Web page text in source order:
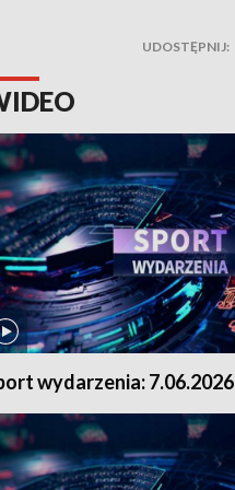
UDOSTĘPNIJ:
wydarzenia: 7.06.2026